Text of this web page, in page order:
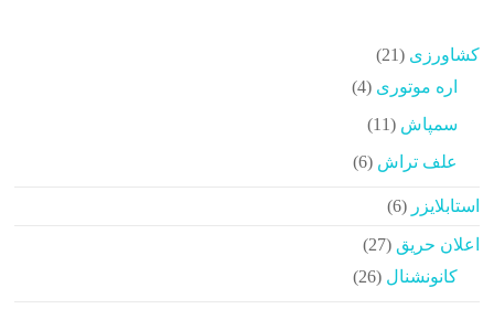
کشاورزی 21
21
محصولات اره موتوری 4
4
سمپاش 11
11
علف تراش 6
6
استابلایزر
6
6
اعلان حریق 27
27
محصولات
کانونشنال 26
26